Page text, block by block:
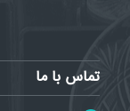
تماس با ما